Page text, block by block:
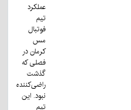
عملکرد
تیم
فوتبال
مس
کرمان در
فصلی که
گذشت
راضی‌کننده
نبود. این
تیم